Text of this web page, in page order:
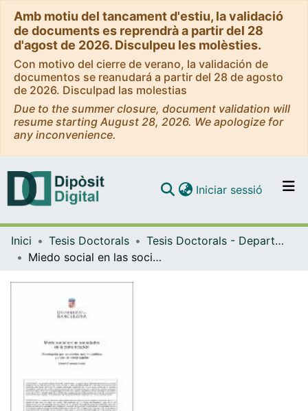
Amb motiu del tancament d'estiu, la validació
de documents es reprendrà a partir del 28
d'agost de 2026. Disculpeu les molèsties.
Con motivo del cierre de verano, la validación de
documentos se reanudará a partir del 28 de agosto
de 2026. Disculpad las molestias
Due to the summer closure, document validation will
resume starting August 28, 2026. We apologize for
any inconvenience.
Navega per tot el DD
Iniciar sessió (current)
Inici Tesis Doctorals
Tesis Doctorals - Departament - Sociologia
Miedo social en las sociedades de la comunicación. Dominación por aspersión, opinión pública y vidas de miedo capilar.